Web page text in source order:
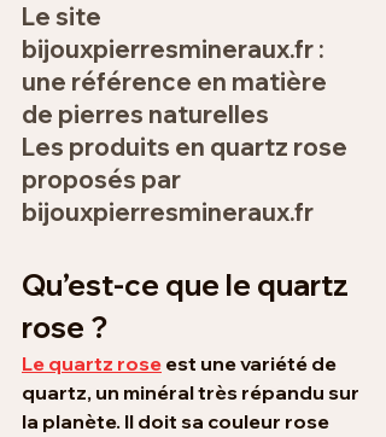
Le site
bijouxpierresmineraux.fr :
une référence en matière
de pierres naturelles
Les produits en quartz rose
proposés par
bijouxpierresmineraux.fr
Qu’est-ce que le quartz
rose ?
Le quartz rose est une variété de
quartz, un minéral très répandu sur
la planète. Il doit sa couleur rose